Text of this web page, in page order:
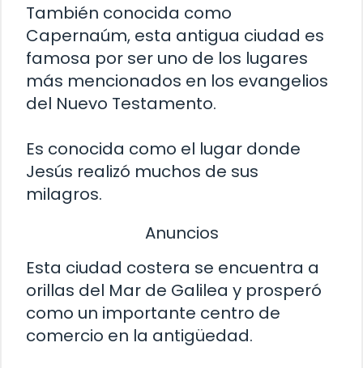
También conocida como
Capernaúm, esta antigua ciudad es
famosa por ser uno de los lugares
más mencionados en los evangelios
del Nuevo Testamento.
Es conocida como el lugar donde
Jesús realizó muchos de sus
milagros.
Anuncios
Esta ciudad costera se encuentra a
orillas del Mar de Galilea y prosperó
como un importante centro de
comercio en la antigüedad.